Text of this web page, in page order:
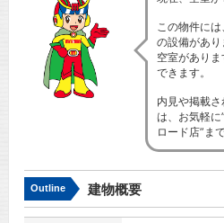
この物件に
の設備があ
空室があり
できます。
内見や掲載
は、お気軽
ロード店”ま
Outline 建物概要